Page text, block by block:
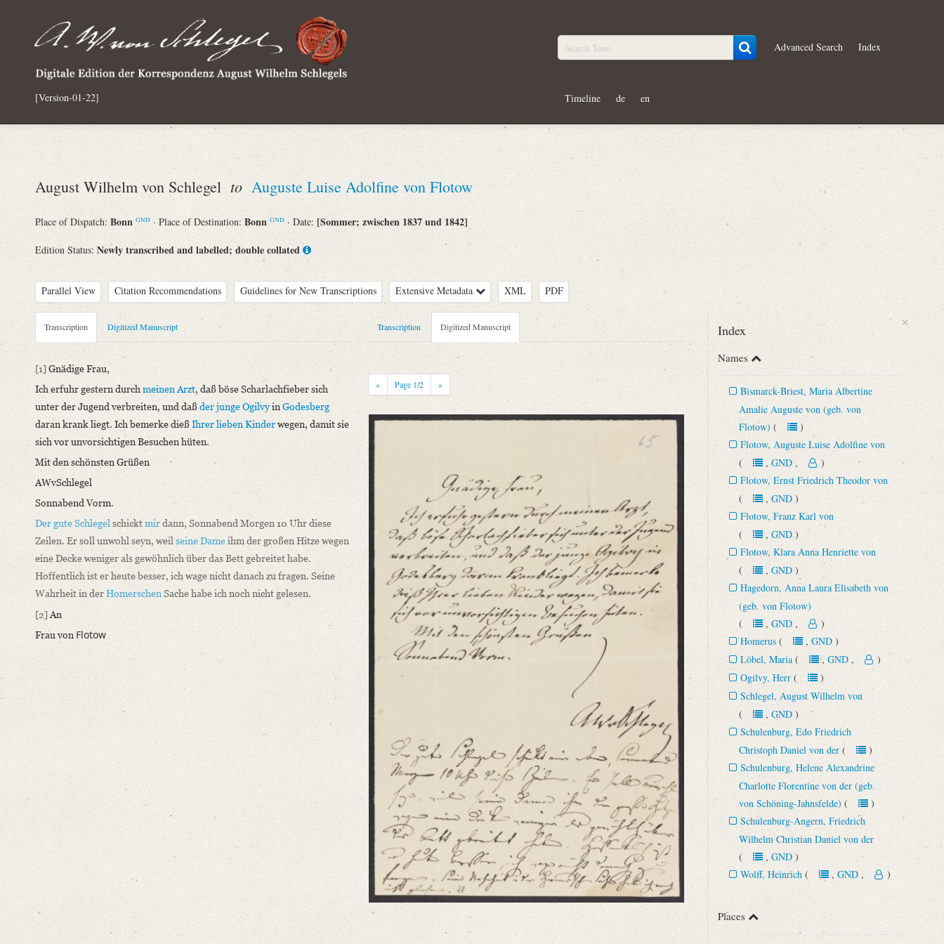
[Version-01-22]
Advanced Search Index
Timeline de en
August Wilhelm von Schlegel to Auguste Luise Adolfine von Flotow
Place of Dispatch: Bonn GND · Place of Destination:Bonn GND · Date: [Sommer; zwischen 1837 und 1842]
Edition Status: Newly transcribed and labelled; double collated
Parallel View Citation Recommendations Guidelines for New Transcriptions Extensive Metadata XML PDF
Metadata Concerning Header
Sender: August Wilhelm von Schlegel
Recipient: Auguste Luise Adolfine von Flotow
Place of Dispatch: Bonn
Place of Destination: Bonn
Date: [Sommer; zwischen 1837 und 1842]
Notations: Absende- und Empfangsort erschlossen. – Datierung: Auguste von Flotows Aufenthalt in Bonn.
Manuscript
Provider: Weimar, Klassik Stiftung Weimar, Goethe- und Schiller-Archiv
Classification Number: GSA 96/3650
Incipit: „[1] Gnädige Frau,
Ich erfuhr gestern durch meinen Arzt, daß böse Scharlachfieber sich unter der Jugend verbreiten, und daß der junge [...]“
Language
German
Bamberg, Claudia
Varwig, Olivia
Transcription Digitized Manuscript
[1]Gnädige Frau,
Ich erfuhr gestern durch meinen Arzt, daß böse Scharlachfieber sich
unter der Jugend verbreiten, und daßder junge OgilvyinGodesberg
daran krank liegt. Ich bemerke dieß Ihrer lieben Kinderwegen, damit sie
sich vor unvorsichtigen Besuchen hüten.
Mit den schönsten Grüßen
AWvSchlegel
Sonnabend Vorm.
Der gute Schlegelschicktmirdann, Sonnabend Morgen 10 Uhr diese
Zeilen. Er soll unwohl seyn, weilseine Dameihm der großen Hitze wegen
eine Decke weniger als gewöhnlich über das Bett gebreitet habe.
Hoffentlich ist er heute besser, ich wage nicht danach zu fragen. Seine
Wahrheit in derHomerschenSache habe ich noch nicht gelesen.
[2] An
Frau von Flotow
Transcription Digitized Manuscript
« Page 1/2 »
×
Index
Names
Bismarck-Briest, Maria Albertine
Amalie Auguste von (geb. von
Flotow) ()
Flotow, Auguste Luise Adolfine von
(, GND, )
Flotow, Ernst Friedrich Theodor von
(, GND)
Flotow, Franz Karl von
(, GND)
Flotow, Klara Anna Henriette von
(, GND)
Hagedorn, Anna Laura Elisabeth von
(geb. von Flotow)
(, GND, )
Homerus (, GND)
Löbel, Maria (, GND, )
Ogilvy, Herr ()
Schlegel, August Wilhelm von
(, GND)
Schulenburg, Edo Friedrich
Christoph Daniel von der ()
Schulenburg, Helene Alexandrine
Charlotte Florentine von der (geb.
von Schöning-Jahnsfelde) ()
Schulenburg-Angern, Friedrich
Wilhelm Christian Daniel von der
(, GND)
Wolff, Heinrich (, GND, )
Places